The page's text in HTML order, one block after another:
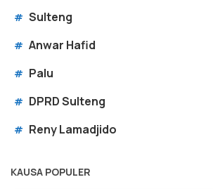
# Sulteng
# Anwar Hafid
# Palu
# DPRD Sulteng
# Reny Lamadjido
KAUSA POPULER